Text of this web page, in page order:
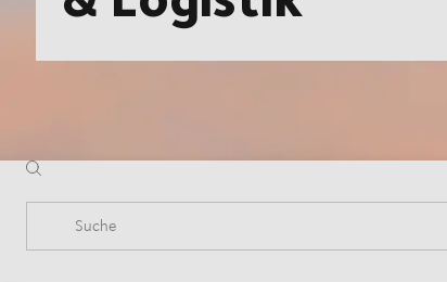
Suche